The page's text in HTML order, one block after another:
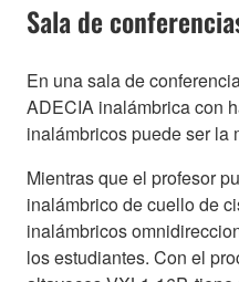
Sala de
En una sala de
ADECIA inalámbrica con
inalámbricos puede ser la
Mientras que el profesor
inalámbrico de cuello de
inalámbricos
los estudiantes. Con el